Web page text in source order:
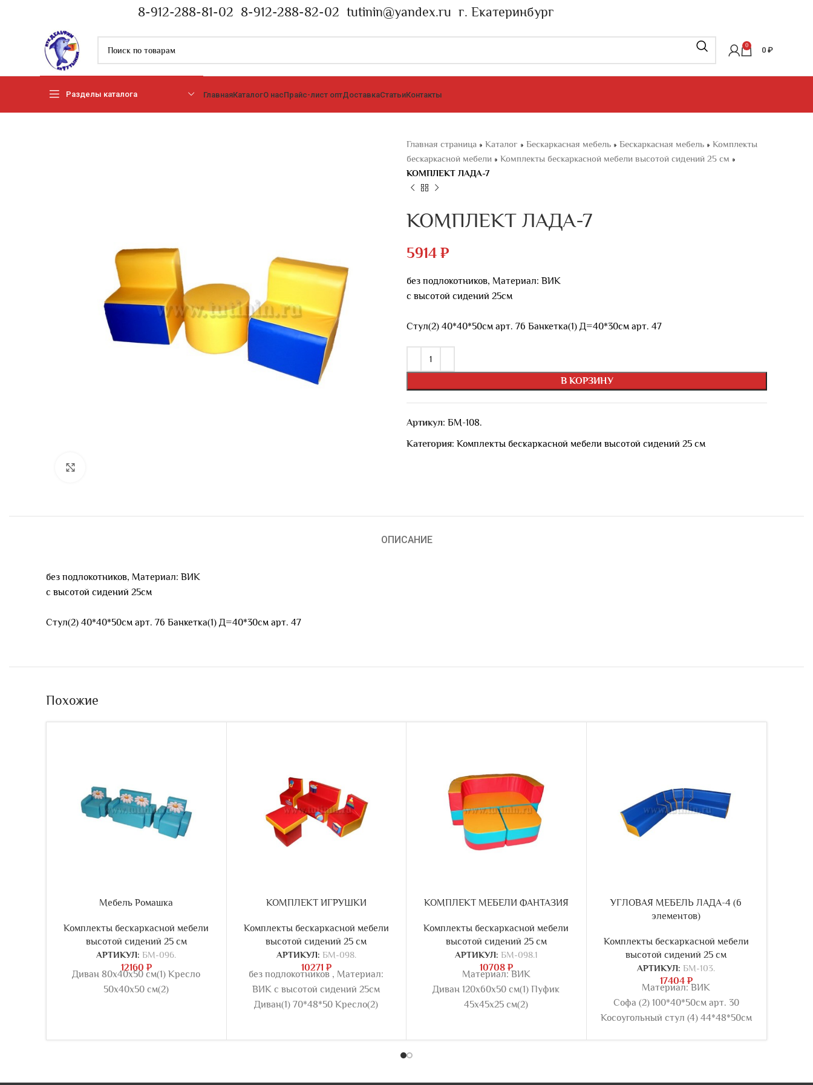
8-912-288-81-02 8-912-288-82-02 tutinin@yandex.ru г. Екатеринбург
0
0 ₽
Разделы каталога ГлавнаяКаталогО насПрайс-лист оптДоставкаСтатьиКонтакты
Главная страница » Каталог » Бескаркасная мебель » Бескаркасная мебель » Комплекты
бескаркасной мебели » Комплекты бескаркасной мебели высотой сидений 25 см »
КОМПЛЕКТ ЛАДА-7
КОМПЛЕКТ ЛАДА-7
5914 ₽
без подлокотников, Материал: ВИК
с высотой сидений 25см
Стул(2) 40*40*50см арт. 76 Банкетка(1) Д=40*30см арт. 47
В КОРЗИНУ
Артикул: БМ-108.
Категория: Комплекты бескаркасной мебели высотой сидений 25 см
ОПИСАНИЕ
без подлокотников, Материал: ВИК
с высотой сидений 25см
Стул(2) 40*40*50см арт. 76 Банкетка(1) Д=40*30см арт. 47
Похожие
Мебель Ромашка
Комплекты бескаркасной мебели
высотой сидений 25 см
АРТИКУЛ: БМ-096.
12160 ₽
Диван 80х40х50 см(1) Кресло
50х40х50 см(2)
КОМПЛЕКТ ИГРУШКИ
Комплекты бескаркасной мебели
высотой сидений 25 см
АРТИКУЛ: БМ-098.
10271 ₽
без подлокотников , Материал:
ВИК с высотой сидений 25см
Диван(1) 70*48*50 Кресло(2)
КОМПЛЕКТ МЕБЕЛИ ФАНТАЗИЯ
Комплекты бескаркасной мебели
высотой сидений 25 см
АРТИКУЛ: БМ-098.1
10708 ₽
Материал: ВИК
Диван 120х60х50 см(1) Пуфик
45х45х25 см(2)
УГЛОВАЯ МЕБЕЛЬ ЛАДА-4 (6
элементов)
Комплекты бескаркасной мебели
высотой сидений 25 см
АРТИКУЛ: БМ-103.
17404 ₽
Материал: ВИК
Софа (2) 100*40*50см арт. 30
Косоугольный стул (4) 44*48*50см